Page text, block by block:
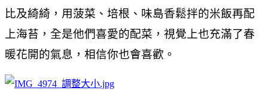
比及綺綺，用菠菜、培根、味島香鬆拌的米飯再配
上海苔，全是他們喜愛的配菜，視覺上也充滿了春
暖花開的氣息，相信你也會喜歡。